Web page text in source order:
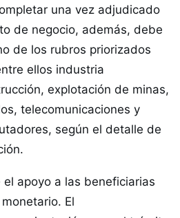
una vez adjudicado
de negocio, además, debe
de los rubros priorizados
ellos industria
explotación de minas,
telecomunicaciones y
según el detalle de
apoyo a las beneficiarias
El